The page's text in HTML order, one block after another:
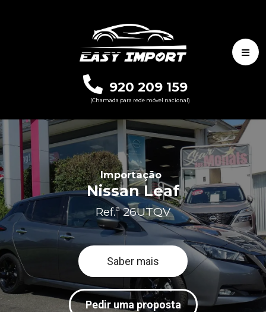
920 209 159
(Chamada para rede móvel nacional)
Importação
Nissan Leaf
Ref.ª 26UTQV
Saber mais
Pedir uma proposta